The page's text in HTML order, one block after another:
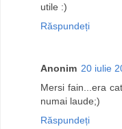
utile :)
Răspundeți
Anonim 20 iulie
Mersi fain...era
numai laude;)
Răspundeți